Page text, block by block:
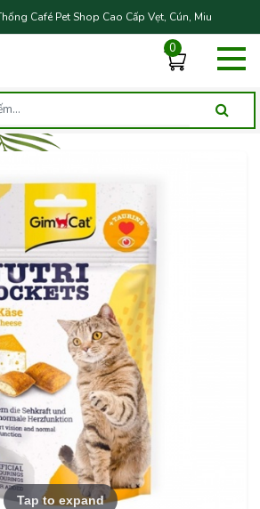
Café Pet Shop Cao Cấp Vẹt, Cún, Miu
0
Tap to expand